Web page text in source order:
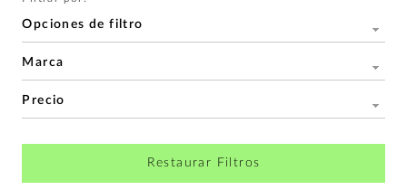
Opciones de filtro
Marca
Precio
Restaurar Filtros